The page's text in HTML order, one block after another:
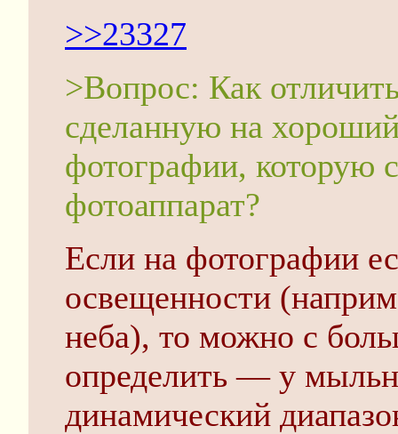
>>23327
>Вопрос: Как
сделанную на
фотографии, которую
фотоаппарат?
Если на фотографии
освещенности
неба), то можно с
определить — у
динамический